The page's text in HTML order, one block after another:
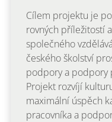
Cílem projektu je
rovných příležitostí
společného
českého školství
podpory a podpory
Projekt rozvíjí
maximální úspěch
pracovníka a